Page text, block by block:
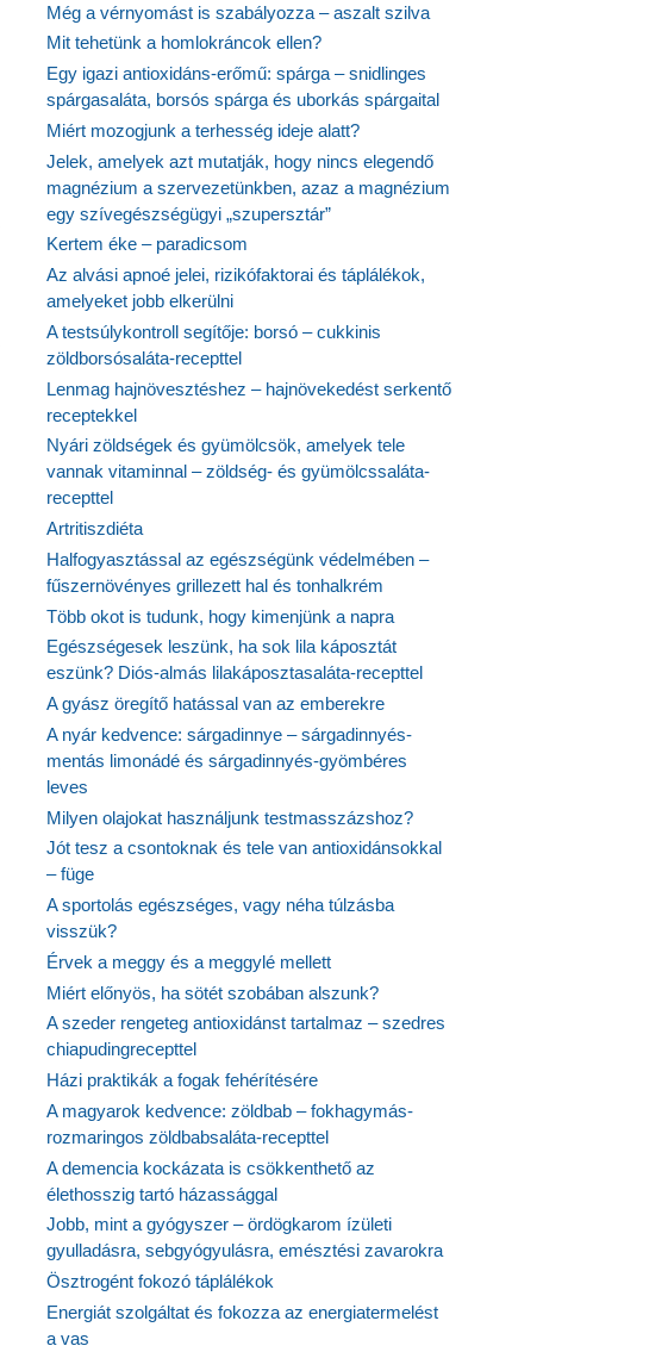
Még a vérnyomást is szabályozza – aszalt szilva
Mit tehetünk a homlokráncok ellen?
Egy igazi antioxidáns-erőmű: spárga – snidlinges
spárgasaláta, borsós spárga és uborkás spárgaital
Miért mozogjunk a terhesség ideje alatt?
Jelek, amelyek azt mutatják, hogy nincs elegendő
magnézium a szervezetünkben, azaz a magnézium
egy szívegészségügyi „szupersztár”
Kertem éke – paradicsom
Az alvási apnoé jelei, rizikófaktorai és táplálékok,
amelyeket jobb elkerülni
A testsúlykontroll segítője: borsó – cukkinis
zöldborsósaláta-recepttel
Lenmag hajnövesztéshez – hajnövekedést serkentő
receptekkel
Nyári zöldségek és gyümölcsök, amelyek tele
vannak vitaminnal – zöldség- és gyümölcssaláta-
recepttel
Artritiszdiéta
Halfogyasztással az egészségünk védelmében –
fűszernövényes grillezett hal és tonhalkrém
Több okot is tudunk, hogy kimenjünk a napra
Egészségesek leszünk, ha sok lila káposztát
eszünk? Diós-almás lilakáposztasaláta-recepttel
A gyász öregítő hatással van az emberekre
A nyár kedvence: sárgadinnye – sárgadinnyés-
mentás limonádé és sárgadinnyés-gyömbéres
leves
Milyen olajokat használjunk testmasszázshoz?
Jót tesz a csontoknak és tele van antioxidánsokkal
– füge
A sportolás egészséges, vagy néha túlzásba
visszük?
Érvek a meggy és a meggylé mellett
Miért előnyös, ha sötét szobában alszunk?
A szeder rengeteg antioxidánst tartalmaz – szedres
chiapudingrecepttel
Házi praktikák a fogak fehérítésére
A magyarok kedvence: zöldbab – fokhagymás-
rozmaringos zöldbabsaláta-recepttel
A demencia kockázata is csökkenthető az
élethosszig tartó házassággal
Jobb, mint a gyógyszer – ördögkarom ízületi
gyulladásra, sebgyógyulásra, emésztési zavarokra
Ösztrogént fokozó táplálékok
Energiát szolgáltat és fokozza az energiatermelést
a vas